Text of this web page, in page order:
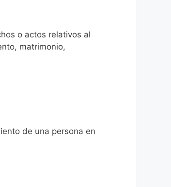
o actos relativos al
matrimonio,
de una persona en